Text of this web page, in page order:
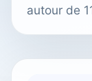
autour de